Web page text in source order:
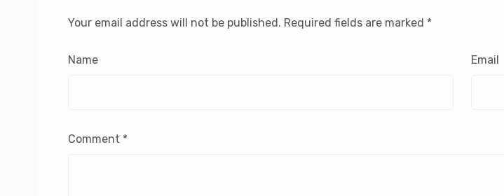
Your email address will not be published. Required fields are marked *
Name Email
Comment *